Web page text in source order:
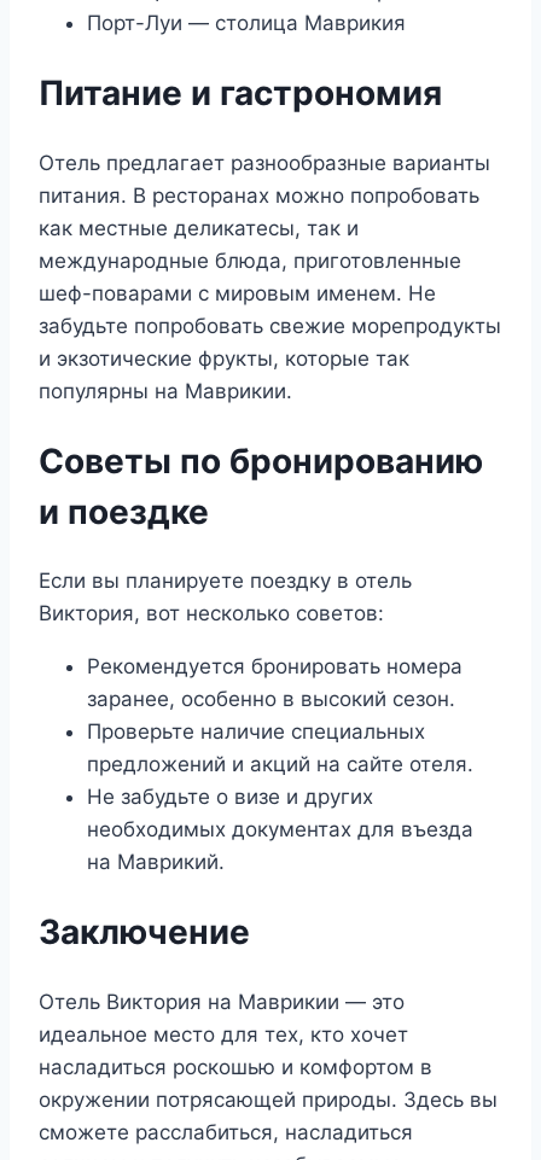
Порт-Луи — столица Маврикия
Питание и гастрономия
Отель предлагает разнообразные варианты
питания. В ресторанах можно попробовать
как местные деликатесы, так и
международные блюда, приготовленные
шеф-поварами с мировым именем. Не
забудьте попробовать свежие морепродукты
и экзотические фрукты, которые так
популярны на Маврикии.
Советы по бронированию
и поездке
Если вы планируете поездку в отель
Виктория, вот несколько советов:
Рекомендуется бронировать номера
заранее, особенно в высокий сезон.
Проверьте наличие специальных
предложений и акций на сайте отеля.
Не забудьте о визе и других
необходимых документах для въезда
на Маврикий.
Заключение
Отель Виктория на Маврикии — это
идеальное место для тех, кто хочет
насладиться роскошью и комфортом в
окружении потрясающей природы. Здесь вы
сможете расслабиться, насладиться